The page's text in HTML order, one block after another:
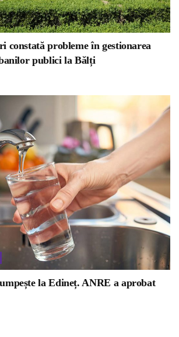
constată probleme în gestionarea
publici la Bălți
la Edineț. ANRE a aprobat